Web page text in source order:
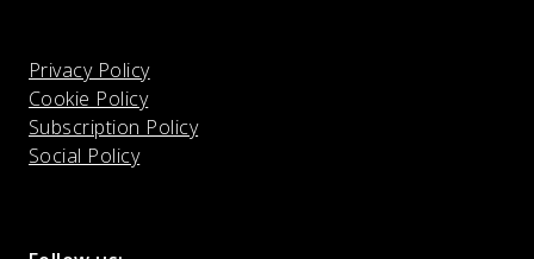
Privacy Policy
Cookie Policy
Subscription Policy
Social Policy